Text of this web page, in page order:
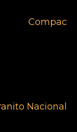
Compac
Nacional